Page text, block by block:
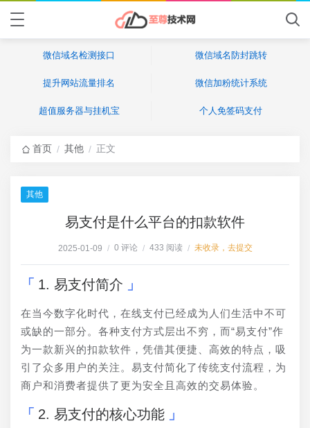
微信域名检测接口 微信域名防封跳转
提升网站流量排名 微信加粉统计系统
超值服务器与挂机宝 个人免签码支付
首页 / 其他 / 正文
其他
易支付是什么平台的扣款软件
2025-01-09 / 0 评论 / 433 阅读 / 未收录，去提交
1. 易支付简介
在当今数字化时代，在线支付已经成为人们生活中不可
或缺的一部分。各种支付方式层出不穷，而“易支付”作
为一款新兴的扣款软件，凭借其便捷、高效的特点，吸
引了众多用户的关注。易支付简化了传统支付流程，为
商户和消费者提供了更为安全且高效的交易体验。
2. 易支付的核心功能